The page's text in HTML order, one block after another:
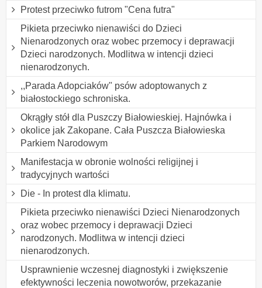
Protest przeciwko futrom "Cena futra"
Pikieta przeciwko nienawiści do Dzieci
Nienarodzonych oraz wobec przemocy i deprawacji
Dzieci narodzonych. Modlitwa w intencji dzieci
nienarodzonych.
,,Parada Adopciaków" psów adoptowanych z
białostockiego schroniska.
Okrągły stół dla Puszczy Białowieskiej. Hajnówka i
okolice jak Zakopane. Cała Puszcza Białowieska
Parkiem Narodowym
Manifestacja w obronie wolności religijnej i
tradycyjnych wartości
Die - In protest dla klimatu.
Pikieta przeciwko nienawiści Dzieci Nienarodzonych
oraz wobec przemocy i deprawacji Dzieci
narodzonych. Modlitwa w intencji dzieci
nienarodzonych.
Usprawnienie wczesnej diagnostyki i zwiększenie
efektywności leczenia nowotworów, przekazanie